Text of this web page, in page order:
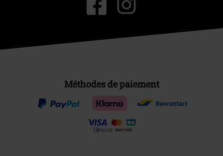
Méthodes de paiement